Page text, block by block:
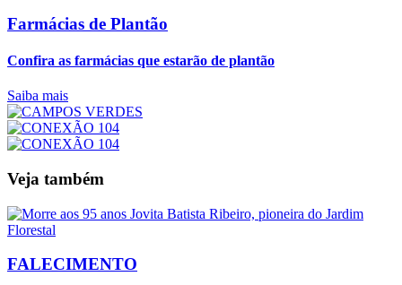
Farmácias de Plantão
Confira as farmácias que estarão de plantão
Saiba mais
Veja também
FALECIMENTO